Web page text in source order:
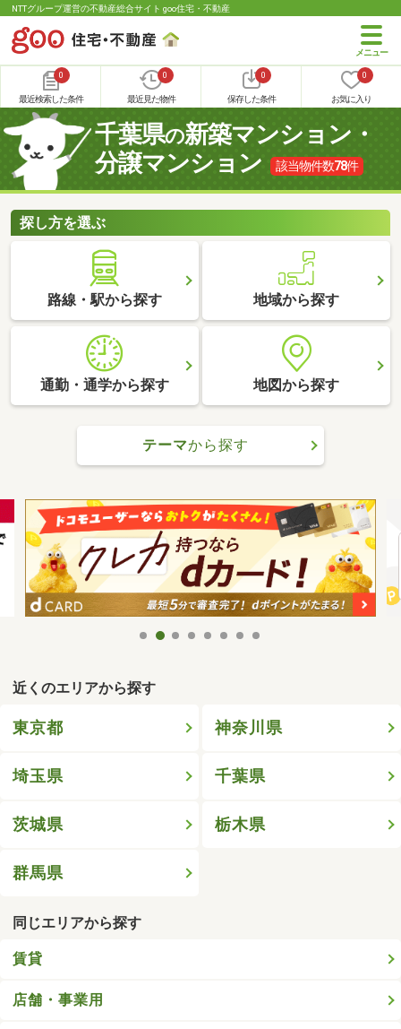
NTTグループ運営の不動産総合サイト goo住宅・不動産
0
最近検索した条件
0
最近見た物件
0
保存した条件
0
お気に入り
千葉県の新築マンション・
分譲マンション
該当物件数78件
探し方を選ぶ
路線・駅から探す 地域から探す
通勤・通学から探す 地図から探す
テーマから探す
近くのエリアから探す
東京都 神奈川県
埼玉県 千葉県
茨城県 栃木県
群馬県
同じエリアから探す
賃貸
店舗・事業用